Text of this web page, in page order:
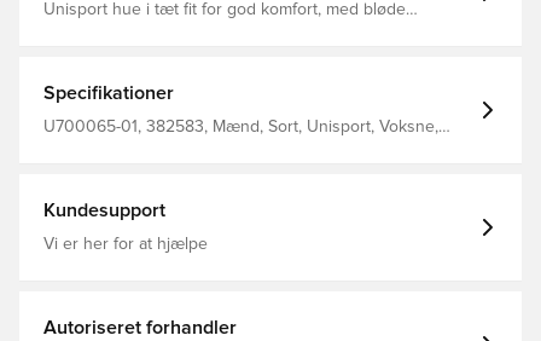
Unisport hue i tæt fit for god komfort, med bløde
Specifikationer
U700065-01, 382583, Mænd, Sort, Unisport, Voksne,
Kundesupport
Vi er her for at hjælpe
Autoriseret forhandler